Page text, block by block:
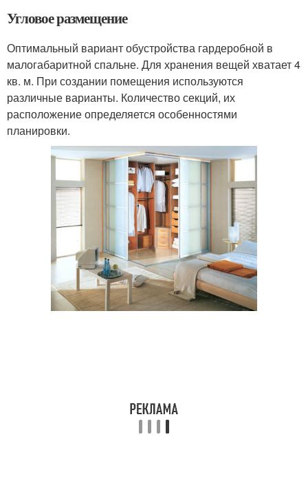
Угловое размещение
Оптимальный вариант обустройства гардеробной в
малогабаритной спальне. Для хранения вещей хватает 4
кв. м. При создании помещения используются
различные варианты. Количество секций, их
расположение определяется особенностями
планировки.